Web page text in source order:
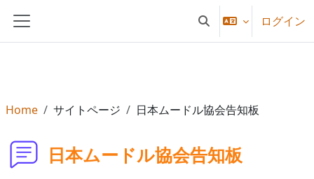
サイドパネル 検索入力に切り替える
ログイン
Home サイトページ 日本ムードル協会告知板
日本ムードル協会告知板